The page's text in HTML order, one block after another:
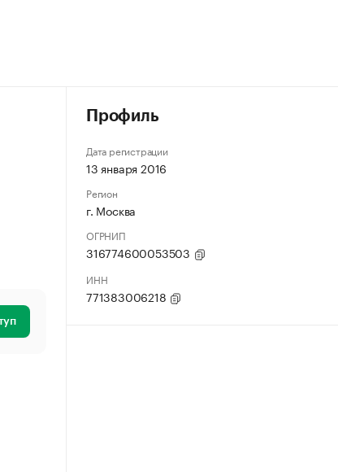
Профиль
Дата регистрации
13 января 2016
Регион
г. Москва
ОГРНИП
316774600053503
ИНН
771383006218